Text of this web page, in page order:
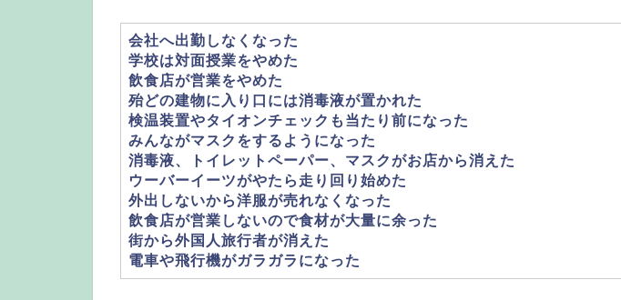
会社へ出勤しなくなった
学校は対面授業をやめた
飲食店が営業をやめた
殆どの建物に入り口には消毒液が置かれた
検温装置やタイオンチェックも当たり前になった
みんながマスクをするようになった
消毒液、トイレットペーパー、マスクがお店から消えた
ウーバーイーツがやたら走り回り始めた
外出しないから洋服が売れなくなった
飲食店が営業しないので食材が大量に余った
街から外国人旅行者が消えた
電車や飛行機がガラガラになった